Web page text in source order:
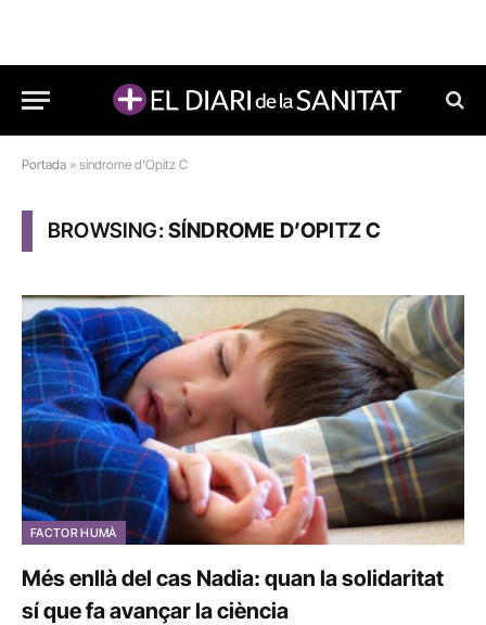
Portada » síndrome d'Opitz C
BROWSING:SÍNDROME D’OPITZ C
FACTOR HUMÀ
Més enllà del cas Nadia: quan la solidaritat
sí que fa avançar la ciència